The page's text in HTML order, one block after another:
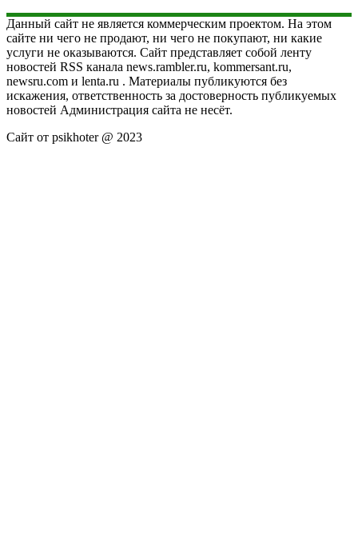
Данный сайт не является коммерческим проектом. На этом
сайте ни чего не продают, ни чего не покупают, ни какие
услуги не оказываются. Сайт представляет собой ленту
новостей RSS канала news.rambler.ru, kommersant.ru,
newsru.com и lenta.ru . Материалы публикуются без
искажения, ответственность за достоверность публикуемых
новостей Администрация сайта не несёт.
Сайт от psikhoter @ 2023